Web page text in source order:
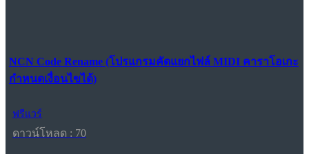
NCN Code Rename (โปรแกรมคัดแยกไฟล์ MIDI คาราโอเกะ
กำหนดเงื่อนไขได้)
ฟรีแวร์
ดาวน์โหลด : 70